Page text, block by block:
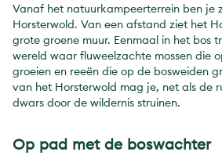
Vanaf het natuurkampeerterrein ben je
Horsterwold. Van een afstand ziet het
grote groene muur. Eenmaal in het bos
wereld waar fluweelzachte mossen die
groeien en reeën die op de bosweiden
van het Horsterwold mag je, net als de
dwars door de wildernis struinen.
Op pad met de boswachter